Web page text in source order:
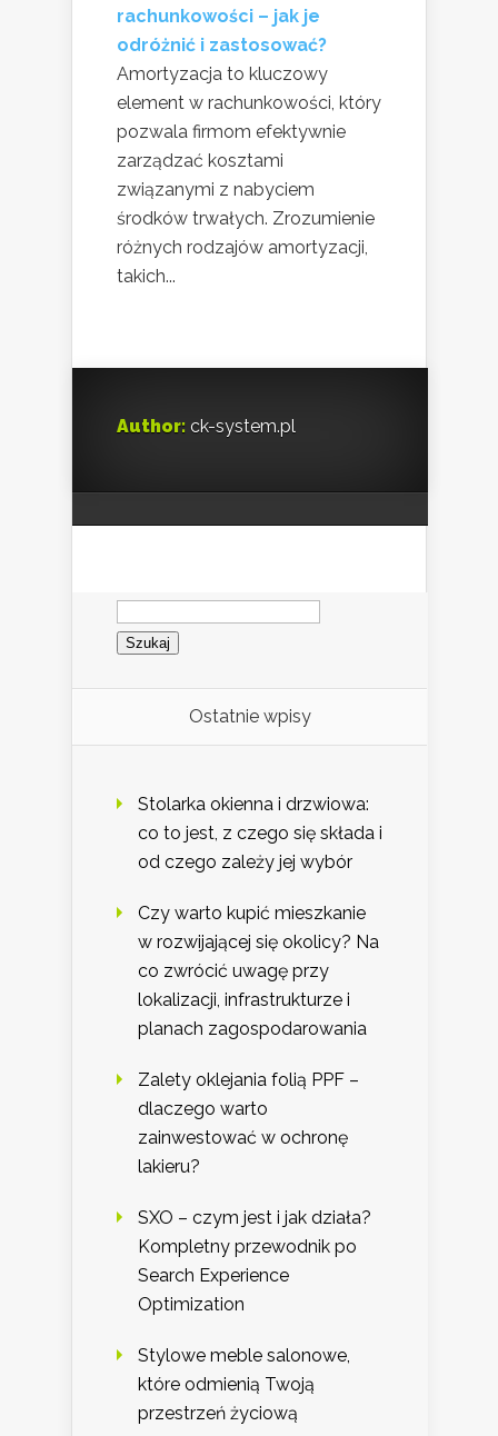
rachunkowości – jak je
odróżnić i zastosować?
Amortyzacja to kluczowy
element w rachunkowości, który
pozwala firmom efektywnie
zarządzać kosztami
związanymi z nabyciem
środków trwałych. Zrozumienie
różnych rodzajów amortyzacji,
takich...
Author: ck-system.pl
Szukaj:
Ostatnie wpisy
Stolarka okienna i drzwiowa:
co to jest, z czego się składa i
od czego zależy jej wybór
Czy warto kupić mieszkanie
w rozwijającej się okolicy? Na
co zwrócić uwagę przy
lokalizacji, infrastrukturze i
planach zagospodarowania
Zalety oklejania folią PPF –
dlaczego warto
zainwestować w ochronę
lakieru?
SXO – czym jest i jak działa?
Kompletny przewodnik po
Search Experience
Optimization
Stylowe meble salonowe,
które odmienią Twoją
przestrzeń życiową